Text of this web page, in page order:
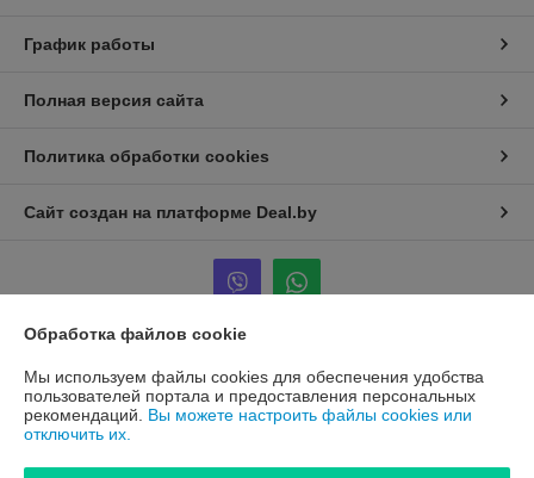
График работы
Полная версия сайта
Политика обработки cookies
Сайт создан на платформе Deal.by
Информация для покупателя
Юридическое лицо:ООО "ПроАква"
г.Минск ул.Городецкая 44, пом.155А
Регистрационный номер ЕГР: 193648128
Обработка файлов cookie
Мы используем файлы cookies для обеспечения удобства
пользователей портала и предоставления персональных
рекомендаций. Вы можете настроить файлы cookies или
отключить их.